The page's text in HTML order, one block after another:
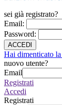
sei già registrato?
Email:
Password:
ACCEDI
Hai dimenticato
nuovo utente?
Email
Registrati
Accedi
Registrati